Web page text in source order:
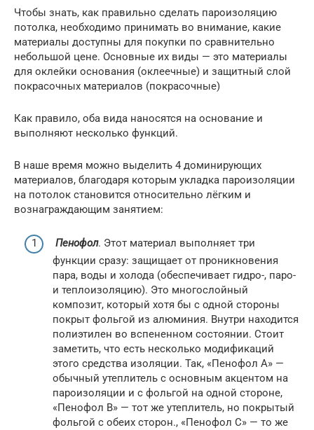
Чтобы знать, как правильно сделать пароизоляцию
потолка, необходимо принимать во внимание, какие
материалы доступны для покупки по сравнительно
небольшой цене. Основные их виды — это материалы
для оклейки основания (оклеечные) и защитный слой
покрасочных материалов (покрасочные)
Как правило, оба вида наносятся на основание и
выполняют несколько функций.
В наше время можно выделить 4 доминирующих
материалов, благодаря которым укладка пароизоляции
на потолок становится относительно лёгким и
вознаграждающим занятием:
Пенофол. Этот материал выполняет три
функции сразу: защищает от проникновения
пара, воды и холода (обеспечивает гидро-, паро-
и теплоизоляцию). Это многослойный
композит, который хотя бы с одной стороны
покрыт фольгой из алюминия. Внутри находится
полиэтилен во вспененном состоянии. Стоит
заметить, что есть несколько модификаций
этого средства изоляции. Так, «Пенофол А» —
обычный утеплитель с основным акцентом на
пароизоляции и с фольгой на одной стороне,
«Пенофол B» — тот же утеплитель, но покрытый
фольгой с обеих сторон., «Пенофол C» — то же